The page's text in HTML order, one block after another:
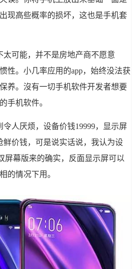
现高些概率的损坏，这也是手机套
太可能，并不是房地产商不愿意
性。小几率应用的app，始终没法获
养。沒有一切手机软件开发者想要
手机软件。
令人厌烦，设备价钱19999，显示屏
鲜价钱，可是说实话说，我认为设
屏幕版来的确实，反面显示屏可以
的情况下用。